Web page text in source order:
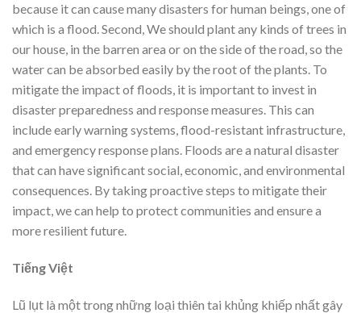
because it can cause many disasters for human beings, one of
which is a flood. Second, We should plant any kinds of trees in
our house, in the barren area or on the side of the road, so the
water can be absorbed easily by the root of the plants. To
mitigate the impact of floods, it is important to invest in
disaster preparedness and response measures. This can
include early warning systems, flood-resistant infrastructure,
and emergency response plans. Floods are a natural disaster
that can have significant social, economic, and environmental
consequences. By taking proactive steps to mitigate their
impact, we can help to protect communities and ensure a
more resilient future.
Tiếng Việt
Lũ lụt là một trong những loại thiên tai khủng khiếp nhất gây